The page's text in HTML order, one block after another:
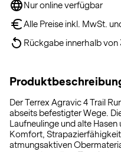
Nur online verfügbar
Alle Preise inkl. MwSt.
Rückgabe innerhalb von
Der Terrex Agravic 4 Trail
abseits befestigter Wege.
Laufneulinge und alte
Komfort,
atmungsaktiven